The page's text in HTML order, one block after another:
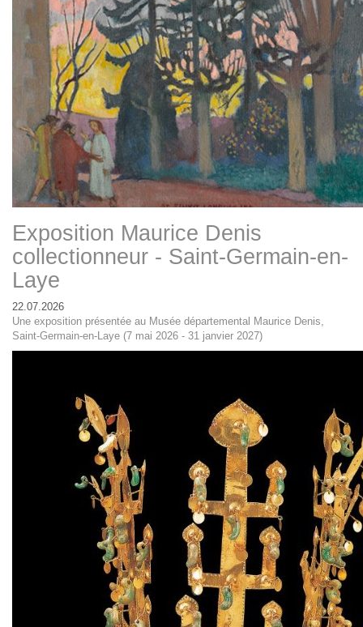
Exposition Maurice Denis
collectionneur - Saint-Germain-en-
Laye
22.07.2026
Une exposition présentée au Musée départemental Maurice Denis,
Saint-Germain-en-Laye (7 mai 2026 - 31 janvier 2027)